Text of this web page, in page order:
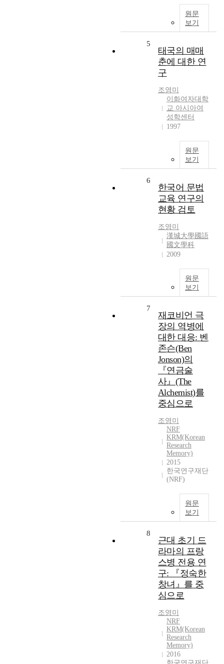
원문
보기
5
태국의 매매
춘에 대한 연
구
조영미
이화여자대학
교 아시아여
성학센터
1997
원문
보기
6
한국어 문법
교육 연구의
현황 검토
조영미
漢城大學國語
國文學科
2009
원문
보기
7
재코비언 극
장의 역병에
대한 대응: 벤
존슨(Ben
Jonson)의
『연금술
사』(The
Alchemist)를
중심으로
조영미
NRF
KRM(Korean
Research
Memory)
2015
한국연구재단
(NRF)
원문
보기
8
근대 초기 드
라마의 프랑
스병 전용 연
구: 『정숙한
창녀』를 중
심으로
조영미
NRF
KRM(Korean
Research
Memory)
2016